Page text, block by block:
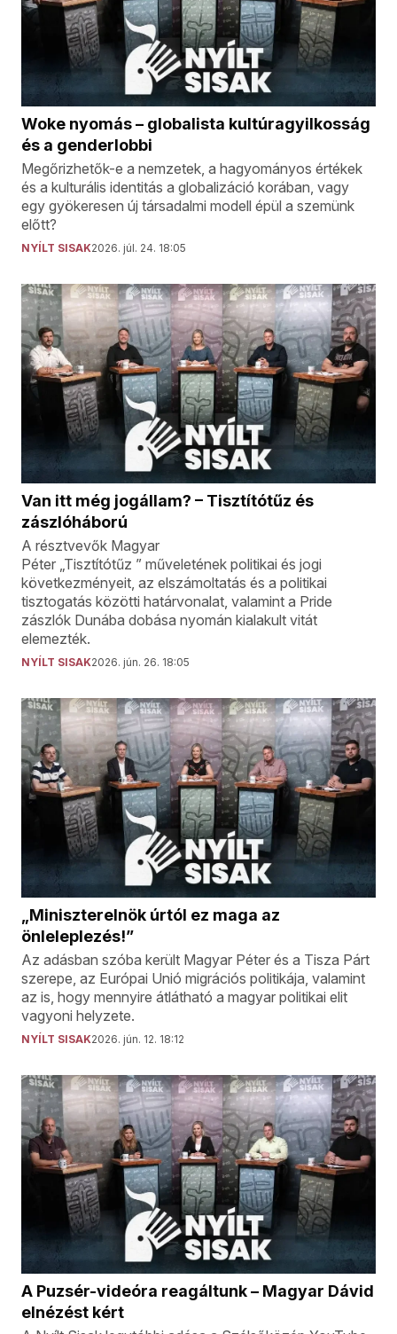
Woke nyomás – globalista kultúragyilkosság
és a genderlobbi
Megőrizhetők-e a nemzetek, a hagyományos értékek
és a kulturális identitás a globalizáció korában, vagy
egy gyökeresen új társadalmi modell épül a szemünk
előtt?
NYÍLT SISAK2026. júl. 24. 18:05
Van itt még jogállam? – Tisztítótűz és
zászlóháború
A résztvevők Magyar
Péter „Tisztítótűz ” műveletének politikai és jogi
következményeit, az elszámoltatás és a politikai
tisztogatás közötti határvonalat, valamint a Pride
zászlók Dunába dobása nyomán kialakult vitát
elemezték.
NYÍLT SISAK2026. jún. 26. 18:05
„Miniszterelnök úrtól ez maga az
önleleplezés!”
Az adásban szóba került Magyar Péter és a Tisza Párt
szerepe, az Európai Unió migrációs politikája, valamint
az is, hogy mennyire átlátható a magyar politikai elit
vagyoni helyzete.
NYÍLT SISAK2026. jún. 12. 18:12
A Puzsér-videóra reagáltunk – Magyar Dávid
elnézést kért